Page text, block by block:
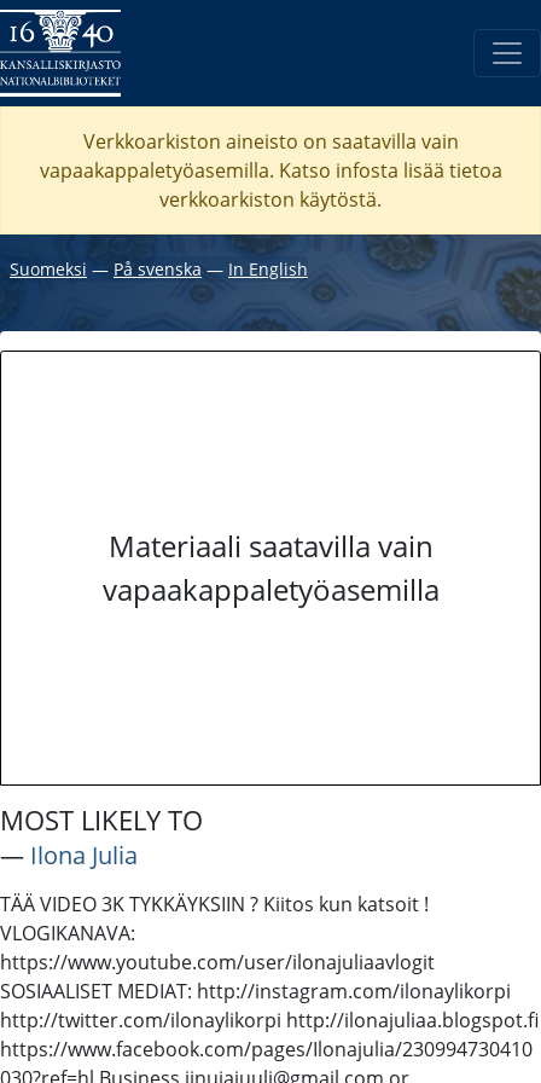
Verkkoarkiston aineisto on saatavilla vain
vapaakappaletyöasemilla. Katso infosta lisää tietoa
verkkoarkiston käytöstä.
Suomeksi ― På svenska ― In English
Materiaali saatavilla vain
vapaakappaletyöasemilla
MOST LIKELY TO
― Ilona Julia
TÄÄ VIDEO 3K TYKKÄYKSIIN ? Kiitos kun katsoit !
VLOGIKANAVA:
https://www.youtube.com/user/ilonajuliaavlogit
SOSIAALISET MEDIAT: http://instagram.com/ilonaylikorpi
http://twitter.com/ilonaylikorpi http://ilonajuliaa.blogspot.fi
https://www.facebook.com/pages/Ilonajulia/230994730410